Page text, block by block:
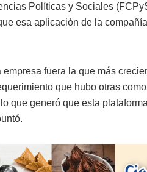
Políticas y Sociales
esa aplicación de la
fuera la que más
que hubo otras
que generó que esta